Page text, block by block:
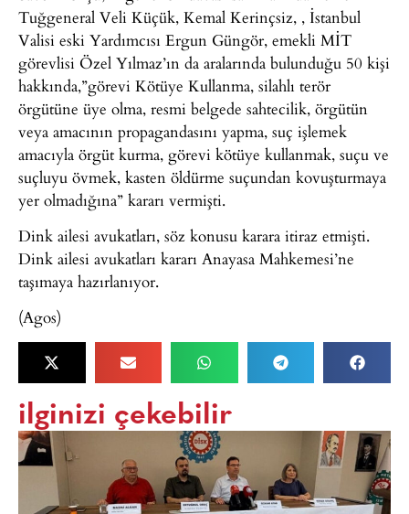
Tuğgeneral Veli Küçük, Kemal Kerinçsiz, , İstanbul
Valisi eski Yardımcısı Ergun Güngör, emekli MİT
görevlisi Özel Yılmaz’ın da aralarında bulunduğu 50 kişi
hakkında,”görevi Kötüye Kullanma, silahlı terör
örgütüne üye olma, resmi belgede sahtecilik, örgütün
veya amacının propagandasını yapma, suç işlemek
amacıyla örgüt kurma, görevi kötüye kullanmak, suçu ve
suçluyu övmek, kasten öldürme suçundan kovuşturmaya
yer olmadığına” kararı vermişti.
Dink ailesi avukatları, söz konusu karara itiraz etmişti.
Dink ailesi avukatları kararı Anayasa Mahkemesi’ne
taşımaya hazırlanıyor.
(Agos)
ilginizi çekebilir